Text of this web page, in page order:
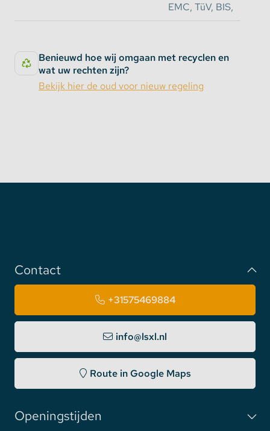
EMC, TüV, BIS,
Benieuwd hoe wij omgaan met recyclen en
wat uw rechten zijn?
Bekijk hier de oud voor nieuw regeling
Contact
+31575469884
info@lsxl.nl
Route in Google Maps
Openingstijden